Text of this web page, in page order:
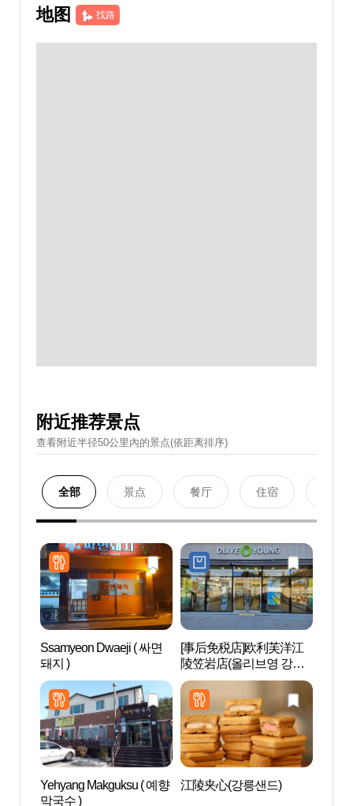
地图 找路
附近推荐景点
查看附近半径50公里內的景点(依距离排序)
全部 景点 餐厅 住宿
Ssamyeon Dwaeji ( 싸면
돼지 )
[事后免税店]欧利芙洋江
陵笠岩店(올리브영 강릉
입암점)
Yehyang Makguksu ( 예향
막국수 )
江陵夹心(강릉샌드)